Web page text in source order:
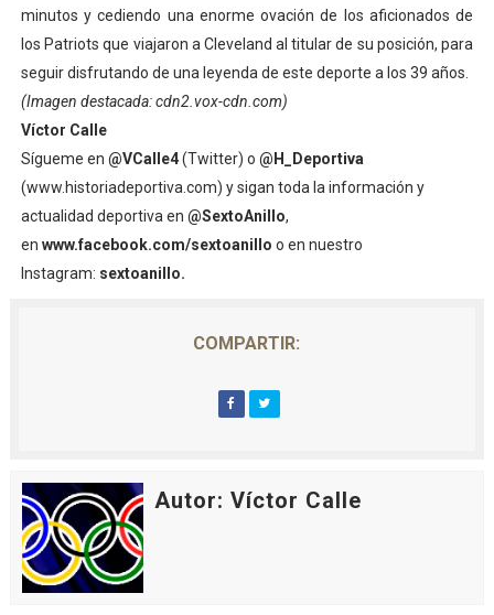
minutos y cediendo una enorme ovación de los aficionados de
los Patriots que viajaron a Cleveland al titular de su posición, para
seguir disfrutando de una leyenda de este deporte a los 39 años.
(Imagen destacada: cdn2.vox-cdn.com)
Víctor Calle
Sígueme en @VCalle4(Twitter) o @H_Deportiva
(www.historiadeportiva.com) y sigan toda la información y
actualidad deportiva en @SextoAnillo,
en www.facebook.com/sextoanillo o en nuestro
Instagram: sextoanillo.
COMPARTIR:
Autor: Víctor Calle